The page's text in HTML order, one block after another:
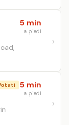
5 min
a piedi
5 min
a piedi